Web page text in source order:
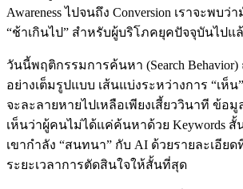
Awareness ไปจนถึง Conversion เราจะพบ
“ช้าเกินไป” สำหรับผู้บริโภคยุคปัจจุบันไปแ
วันนี้พฤติกรรมการค้นหา (Search
อย่างเต็มรูปแบบ เส้นแบ่งระหว่างการ “เห็
จะละลายหายไปเหลือเพียงเสี้ยววินาที ข้อมู
เห็นว่าผู้คนไม่ได้แค่ค้นหาด้วย Keywords
เขากำลัง “สนทนา” กับ AI ด้วยรายละเอีย
ระยะเวลาการตัดสินใจให้สั้นที่สุด